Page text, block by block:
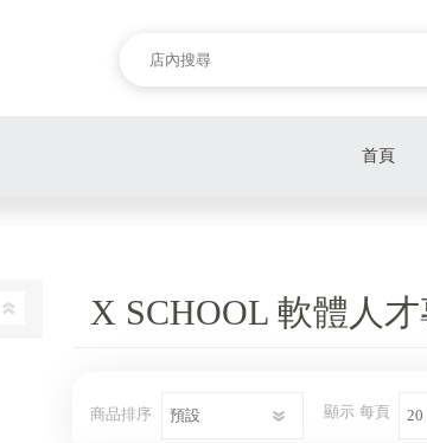
首頁
X SCHOOL 軟體人
商品排序 顯示 每頁